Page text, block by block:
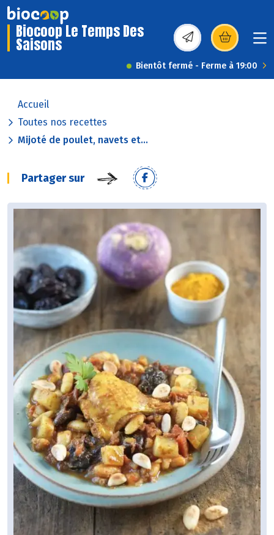
Biocoop Le Temps Des
Saisons (s’ouvre dans une
Bientôt fermé - Ferme à 19:00
Accueil
Toutes nos recettes
Mijoté de poulet, navets et...
Partager sur